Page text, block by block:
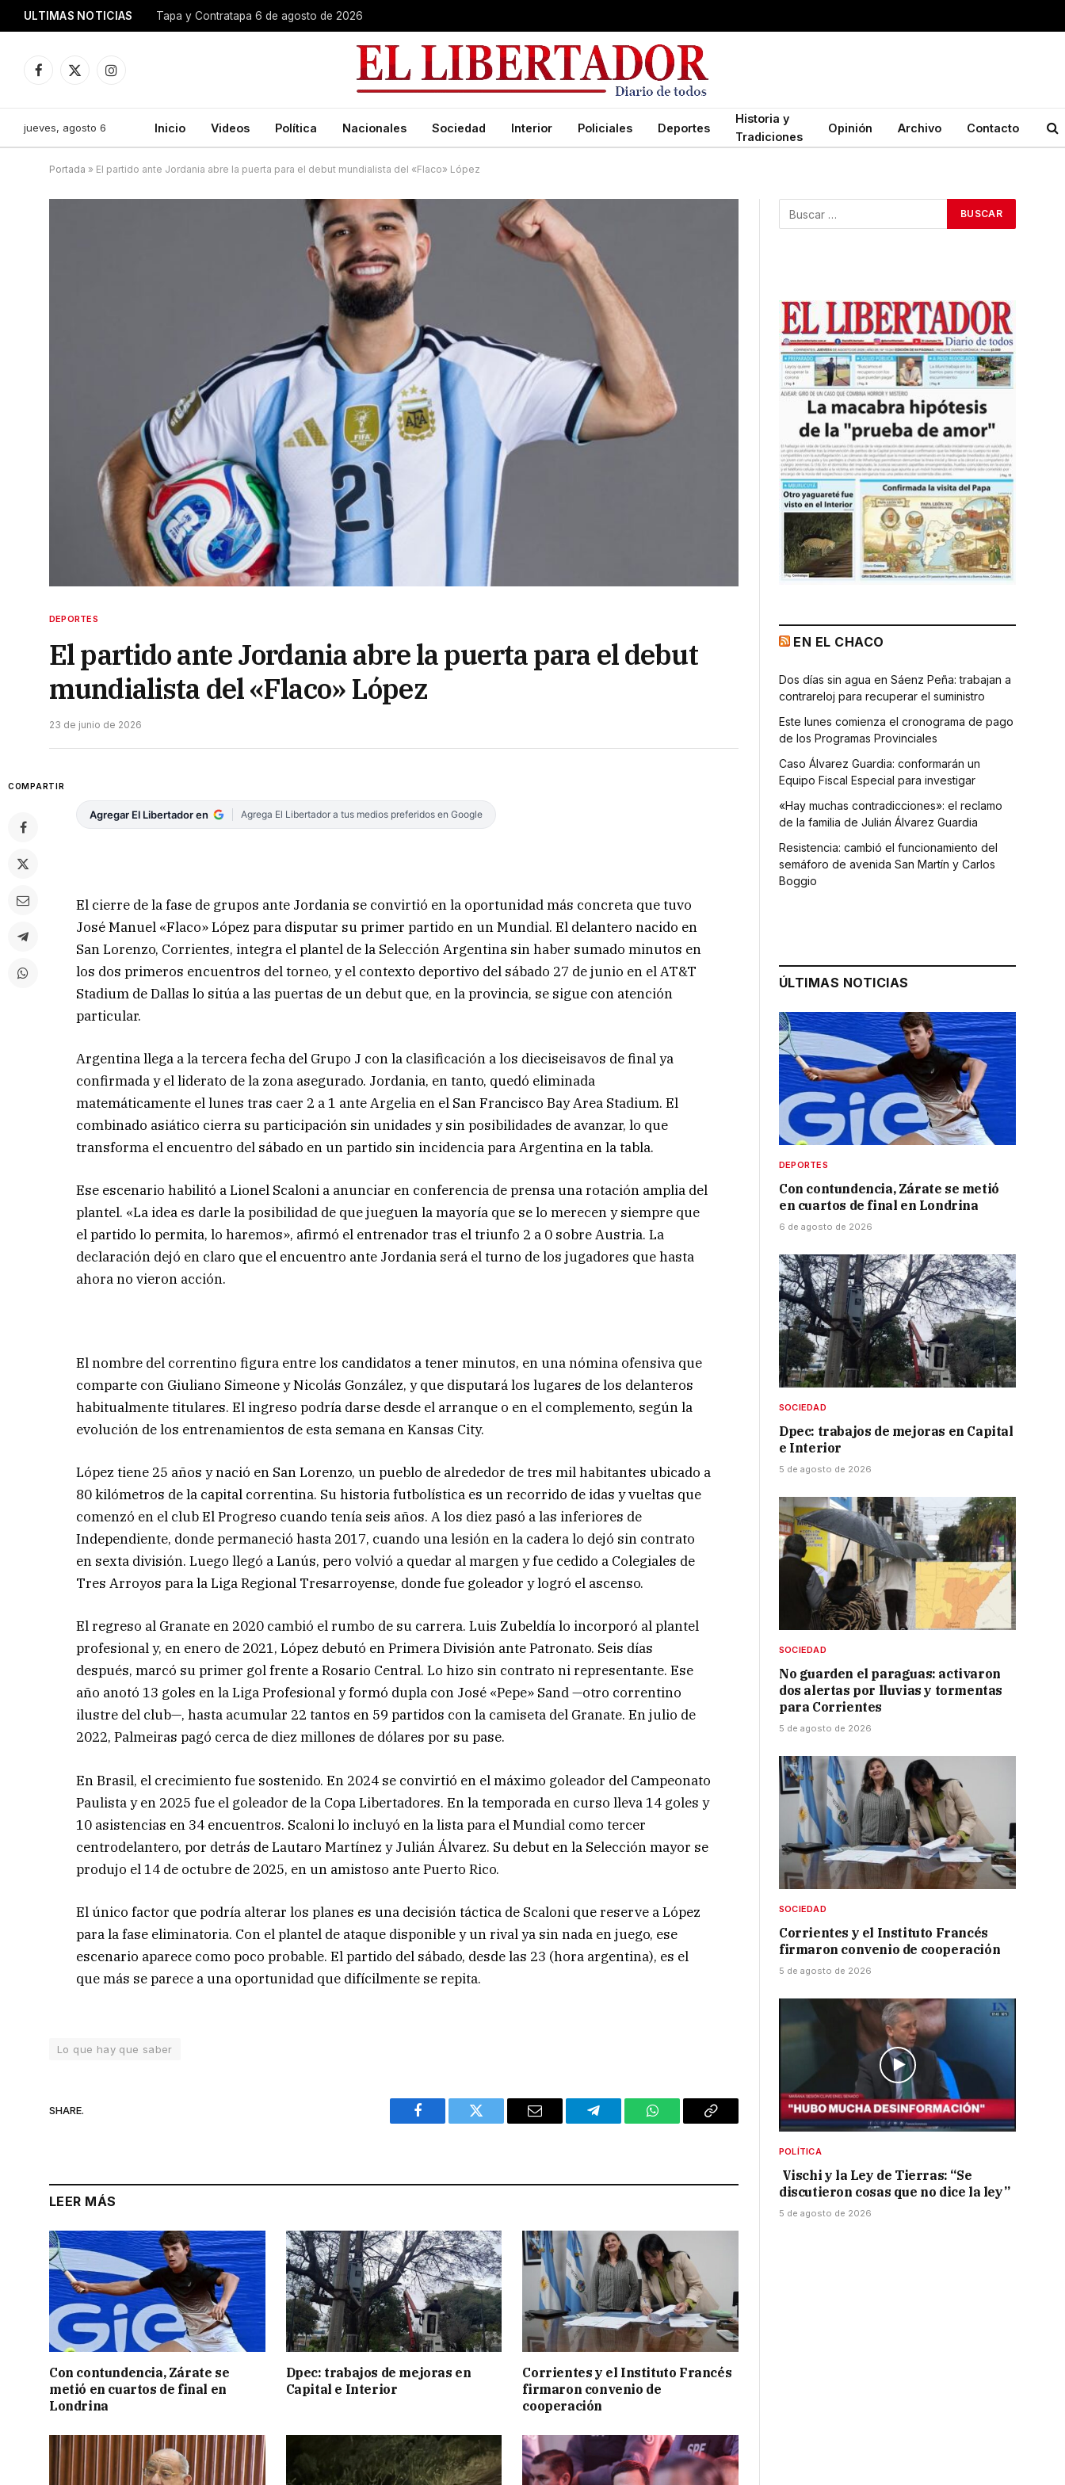
ULTIMAS NOTICIAS Tapa y Contratapa 6 de agosto de 2026
Facebook
X
Instagram
jueves, agosto 6 Inicio Videos Política Nacionales Sociedad Interior Policiales Deportes
Historia y
Tradiciones
Opinión Archivo Contacto
Portada » El partido ante Jordania abre la puerta para el debut mundialista del «Flaco» López
DEPORTES
El partido ante Jordania abre la puerta para el debut
mundialista del «Flaco» López
23 de junio de 2026
COMPARTIR
Agregar El Libertador en Agrega El Libertador a tus medios preferidos en Google
El cierre de la fase de grupos ante Jordania se convirtió en la oportunidad más concreta que tuvo
José Manuel «Flaco» López para disputar su primer partido en un Mundial. El delantero nacido en
San Lorenzo, Corrientes, integra el plantel de la Selección Argentina sin haber sumado minutos en
los dos primeros encuentros del torneo, y el contexto deportivo del sábado 27 de junio en el AT&T
Stadium de Dallas lo sitúa a las puertas de un debut que, en la provincia, se sigue con atención
particular.
Argentina llega a la tercera fecha del Grupo J con la clasificación a los dieciseisavos de final ya
confirmada y el liderato de la zona asegurado. Jordania, en tanto, quedó eliminada
matemáticamente el lunes tras caer 2 a 1 ante Argelia en el San Francisco Bay Area Stadium. El
combinado asiático cierra su participación sin unidades y sin posibilidades de avanzar, lo que
transforma el encuentro del sábado en un partido sin incidencia para Argentina en la tabla.
Ese escenario habilitó a Lionel Scaloni a anunciar en conferencia de prensa una rotación amplia del
plantel. «La idea es darle la posibilidad de que jueguen la mayoría que se lo merecen y siempre que
el partido lo permita, lo haremos», afirmó el entrenador tras el triunfo 2 a 0 sobre Austria. La
declaración dejó en claro que el encuentro ante Jordania será el turno de los jugadores que hasta
ahora no vieron acción.
El nombre del correntino figura entre los candidatos a tener minutos, en una nómina ofensiva que
comparte con Giuliano Simeone y Nicolás González, y que disputará los lugares de los delanteros
habitualmente titulares. El ingreso podría darse desde el arranque o en el complemento, según la
evolución de los entrenamientos de esta semana en Kansas City.
López tiene 25 años y nació en San Lorenzo, un pueblo de alrededor de tres mil habitantes ubicado a
80 kilómetros de la capital correntina. Su historia futbolística es un recorrido de idas y vueltas que
comenzó en el club El Progreso cuando tenía seis años. A los diez pasó a las inferiores de
Independiente, donde permaneció hasta 2017, cuando una lesión en la cadera lo dejó sin contrato
en sexta división. Luego llegó a Lanús, pero volvió a quedar al margen y fue cedido a Colegiales de
Tres Arroyos para la Liga Regional Tresarroyense, donde fue goleador y logró el ascenso.
El regreso al Granate en 2020 cambió el rumbo de su carrera. Luis Zubeldía lo incorporó al plantel
profesional y, en enero de 2021, López debutó en Primera División ante Patronato. Seis días
después, marcó su primer gol frente a Rosario Central. Lo hizo sin contrato ni representante. Ese
año anotó 13 goles en la Liga Profesional y formó dupla con José «Pepe» Sand —otro correntino
ilustre del club—, hasta acumular 22 tantos en 59 partidos con la camiseta del Granate. En julio de
2022, Palmeiras pagó cerca de diez millones de dólares por su pase.
En Brasil, el crecimiento fue sostenido. En 2024 se convirtió en el máximo goleador del Campeonato
Paulista y en 2025 fue el goleador de la Copa Libertadores. En la temporada en curso lleva 14 goles y
10 asistencias en 34 encuentros. Scaloni lo incluyó en la lista para el Mundial como tercer
centrodelantero, por detrás de Lautaro Martínez y Julián Álvarez. Su debut en la Selección mayor se
produjo el 14 de octubre de 2025, en un amistoso ante Puerto Rico.
El único factor que podría alterar los planes es una decisión táctica de Scaloni que reserve a López
para la fase eliminatoria. Con el plantel de ataque disponible y un rival ya sin nada en juego, ese
escenario aparece como poco probable. El partido del sábado, desde las 23 (hora argentina), es el
que más se parece a una oportunidad que difícilmente se repita.
Lo que hay que saber
SHARE.
Facebook Twitter Email Telegram WhatsAppCopy
LEER MÁS
Con contundencia, Zárate se
metió en cuartos de final en
Londrina
Dpec: trabajos de mejoras en
Capital e Interior
Corrientes y el Instituto Francés
firmaron convenio de
cooperación
EN EL CHACO
Dos días sin agua en Sáenz Peña: trabajan a
contrareloj para recuperar el suministro
Este lunes comienza el cronograma de pago
de los Programas Provinciales
Caso Álvarez Guardia: conformarán un
Equipo Fiscal Especial para investigar
«Hay muchas contradicciones»: el reclamo
de la familia de Julián Álvarez Guardia
Resistencia: cambió el funcionamiento del
semáforo de avenida San Martín y Carlos
Boggio
ÚLTIMAS NOTICIAS
DEPORTES
Con contundencia, Zárate se metió
en cuartos de final en Londrina
6 de agosto de 2026
SOCIEDAD
Dpec: trabajos de mejoras en Capital
e Interior
5 de agosto de 2026
SOCIEDAD
No guarden el paraguas: activaron
dos alertas por lluvias y tormentas
para Corrientes
5 de agosto de 2026
SOCIEDAD
Corrientes y el Instituto Francés
firmaron convenio de cooperación
5 de agosto de 2026
POLÍTICA
Vischi y la Ley de Tierras: “Se
discutieron cosas que no dice la ley”
5 de agosto de 2026